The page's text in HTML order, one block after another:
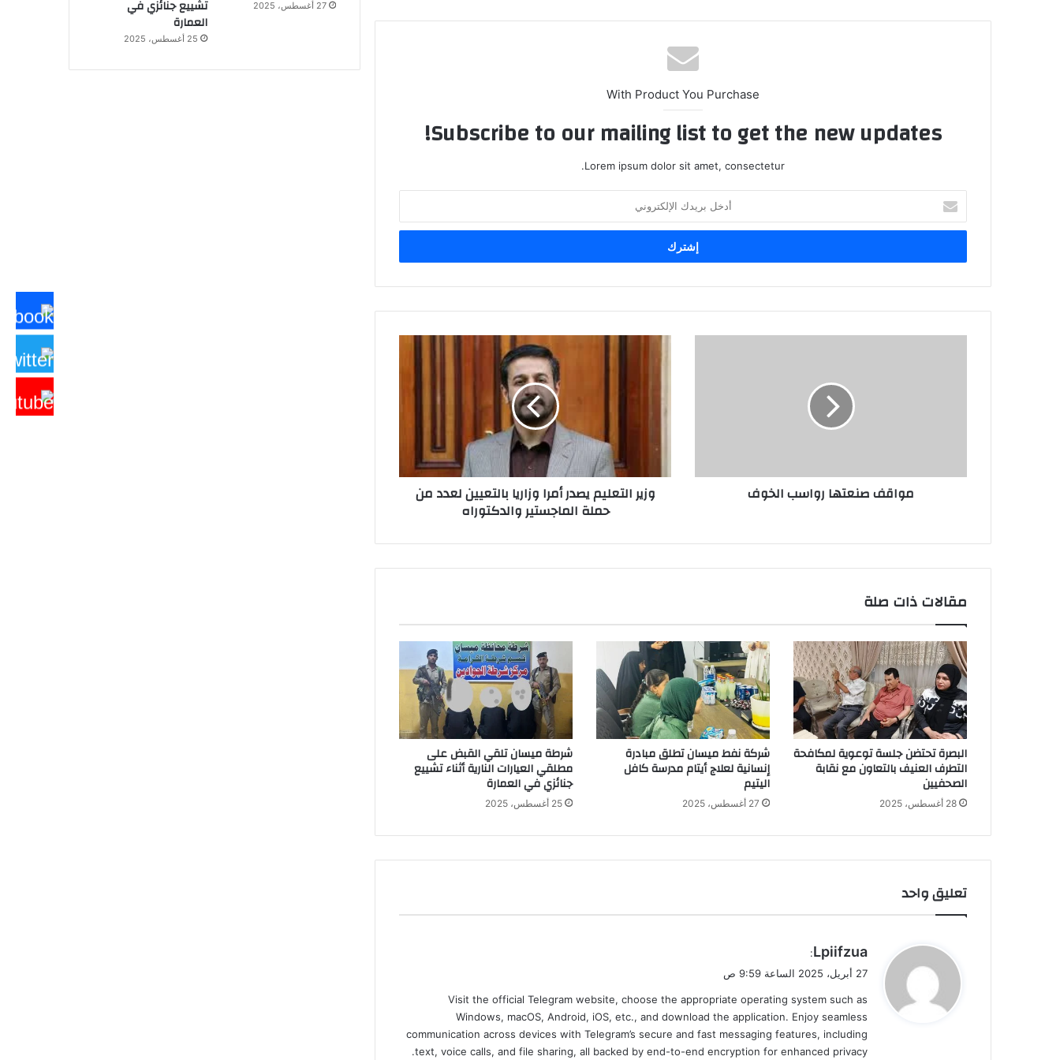
With Product You Purchase
Subscribe to our mailing list to get the new updates!
Lorem ipsum dolor sit amet, consectetur.
بريدك
الإلكتروني
مواقف صنعتها رواسب الخوف
وزاريا
حملة
الماجستير
وزير التعليم يصدر أمرا وزاريا بالتعيين لعدد من
حملة الماجستير والدكتوراه
مقالات ذات صلة
البصرة تحتضن جلسة توعوية لمكافحة
التطرف العنيف بالتعاون مع نقابة
الصحفيين
28 أغسطس، 2025
شركة نفط ميسان تطلق مبادرة
إنسانية لعلاج أيتام مدرسة كافل
اليتيم
27 أغسطس، 2025
شرطة ميسان تلقي القبض على
مطلقي العيارات النارية أثناء تشييع
جنائزي في العمارة
25 أغسطس، 2025
تعليق واحد
ي
ق
ل
Lpiifzua
:
27 أبريل، 2025 الساعة 9:59 ص
Visit the official Telegram website, choose the appropriate operating system such as
Windows, macOS, Android, iOS, etc., and download the application. Enjoy seamless
communication across devices with Telegram’s secure and fast messaging features, including
text, voice calls, and file sharing, all backed by end-to-end encryption for enhanced privacy.
27 أغسطس، 2025
تشييع جنائزي في
العمارة
25 أغسطس، 2025